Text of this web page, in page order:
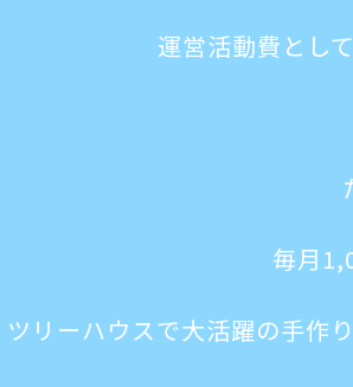
運営活動費とし
毎月
ツリーハウスで大活躍の手作